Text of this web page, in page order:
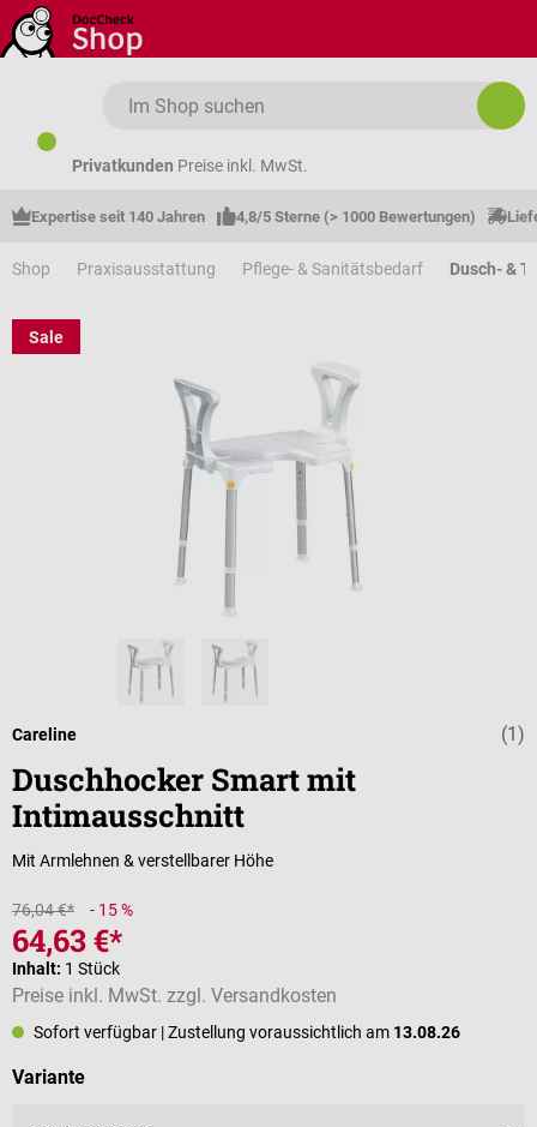
Zum Hauptinhalt springen
Privatkunden Preise inkl. MwSt.
Expertise seit 140 Jahren 4,8/5 Sterne (> 1000 Bewertungen)
Shop Praxisausstattung Pflege- & Sanitätsbedarf Dusch- &
Sale
(1)
Careline
Duschhocker Smart mit
Intimausschnitt
Mit Armlehnen & verstellbarer Höhe
76,04 €* - 15 %
64,63 €*
Inhalt: 1 Stück
Preise inkl. MwSt. zzgl. Versandkosten
Sofort verfügbar | Zustellung voraussichtlich am 13.08.26
Varianteauswählen